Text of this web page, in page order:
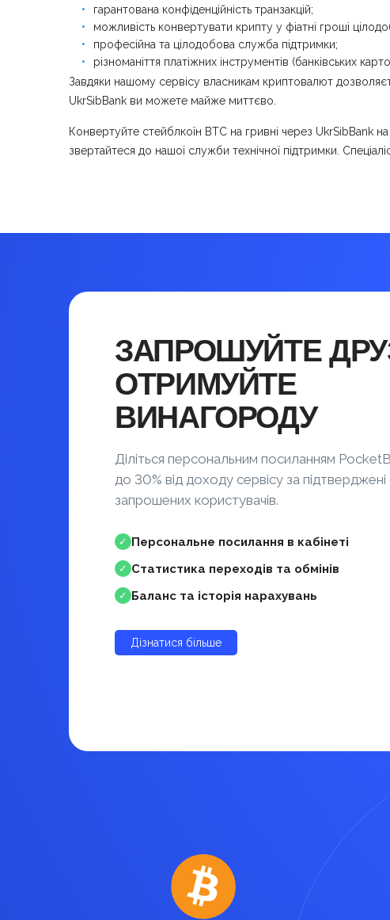
гарантована конфіденційність транзакцій;
можливість конвертувати крипту у фіатні гроші
професійна та цілодобова служба підтримки;
різноманіття платіжних інструментів (банківських
Завдяки нашому сервісу власникам криптовалют
UkrSibBank ви можете майже миттєво.
Конвертуйте стейблкоїн BTC на гривні через UkrSibBank
звертайтеся до нашої служби технічної підтримки.
ЗАПРОШУЙТЕ
ОТРИМУЙТЕ
ВИНАГОРОДУ
Діліться персональним посиланням
до 30% від доходу сервісу за підтверджені
запрошених користувачів.
✓ Персональне посилання в кабінеті
✓ Статистика переходів та обмінів
✓ Баланс та історія нарахувань
Дізнатися більше